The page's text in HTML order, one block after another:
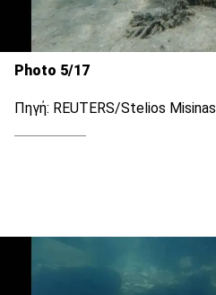
Photo 5/17
Πηγή: REUTERS/Stelios Misinas